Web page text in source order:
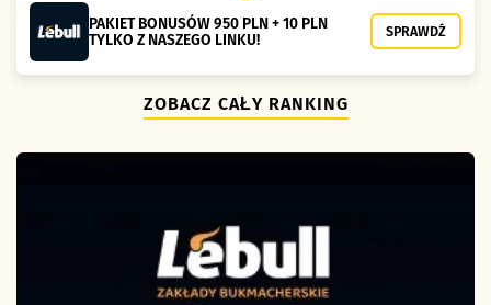
PAKIET BONUSÓW 950 PLN + 10 PLN
TYLKO Z NASZEGO LINKU!
SPRAWDŹ
ZOBACZ CAŁY RANKING